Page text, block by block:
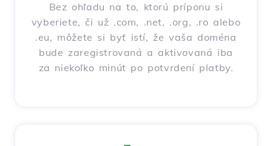
Bez ohľadu na to, ktorú príponu si
vyberiete, či už .com, .net, .org, .ro alebo
.eu, môžete si byť istí, že vaša doména
bude zaregistrovaná a aktivovaná iba
za niekoľko minút po potvrdení platby.